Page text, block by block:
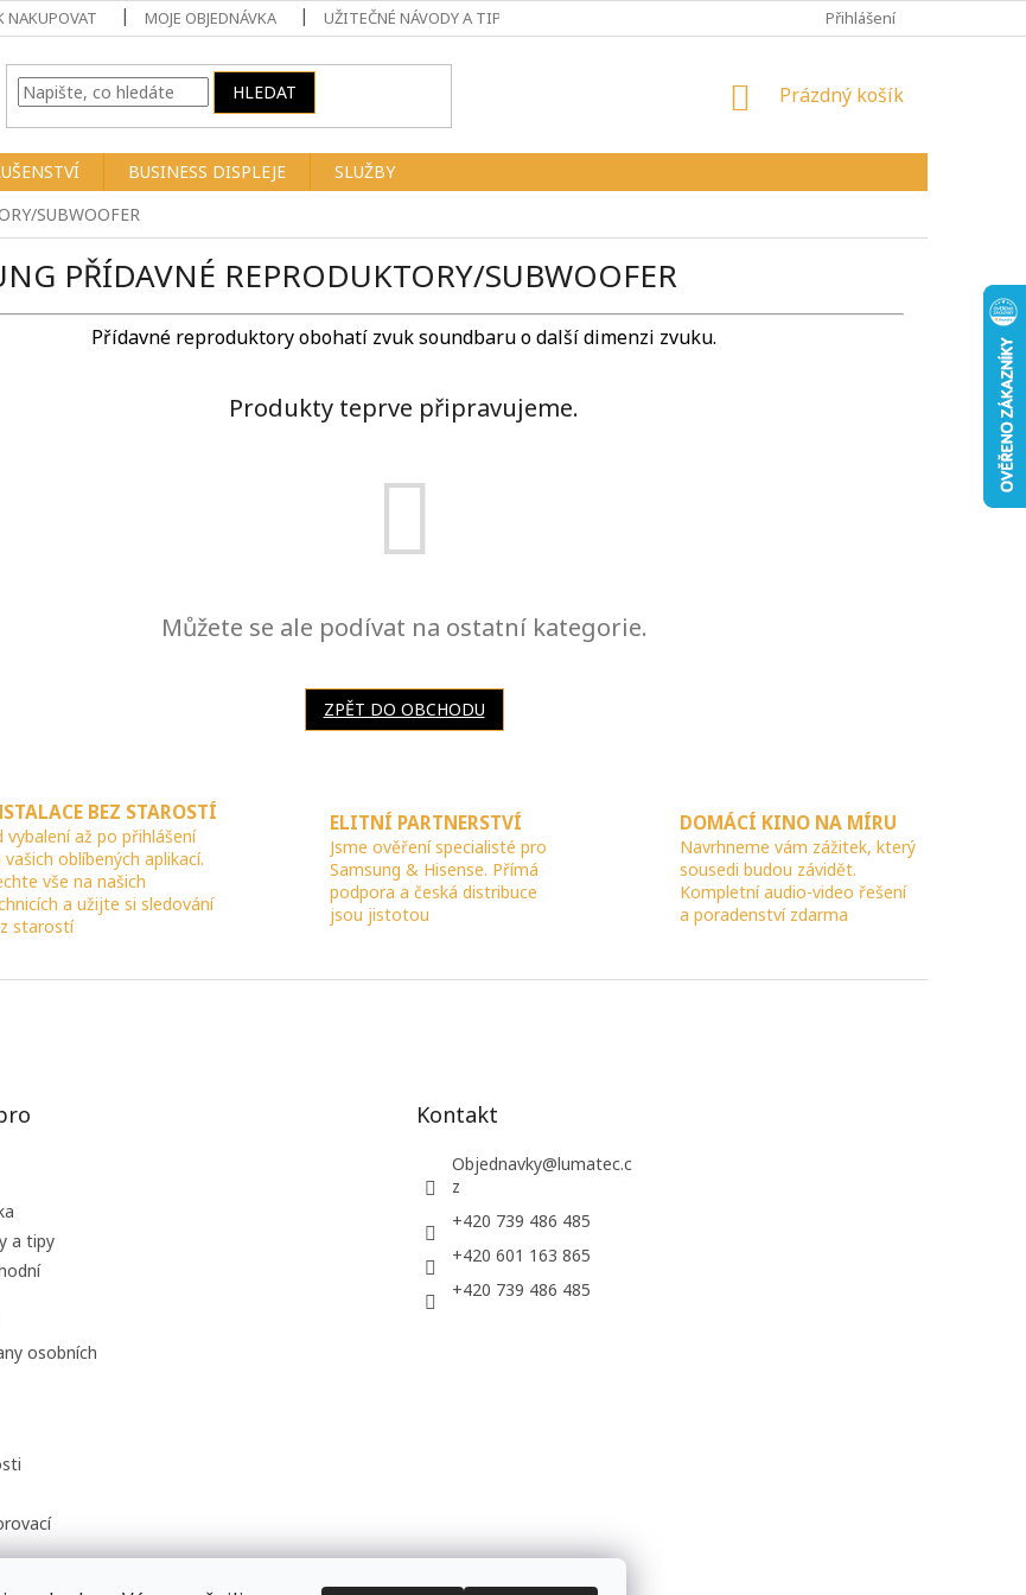
NAKUPOVAT MOJE OBJEDNÁVKA UŽITEČNÉ NÁVODY A TIPY REKLAMAČNÍ ŘÁD
Přihlášení
HLEDAT
NÁKUPNÍ
Prázdný košík
BUSINESS DISPLEJE
SLUŽBY
SUBWOOFER
PŘÍDAVNÉ REPRODUKTORY/SUBWOOFER
Přídavné reproduktory obohatí zvuk soundbaru o další dimenzi zvuku.
Produkty teprve připravujeme.
Můžete se ale podívat na ostatní kategorie.
ZPĚT DO OBCHODU
BEZ STAROSTÍ
vybalení až po přihlášení
vašich oblíbených aplikací.
vše na našich
a užijte si sledování
starostí
ELITNÍ PARTNERSTVÍ
Jsme ověření specialisté pro
Samsung & Hisense. Přímá
podpora a česká distribuce
jsou jistotou
DOMÁCÍ KINO NA MÍRU
Navrhneme vám zážitek, který
sousedi budou závidět.
Kompletní audio-video řešení
a poradenství zdarma
a tipy
osobních
Kontakt
Objednavky@lumatec.c
z
+420 739 486 485
+420 601 163 865
+420 739 486 485